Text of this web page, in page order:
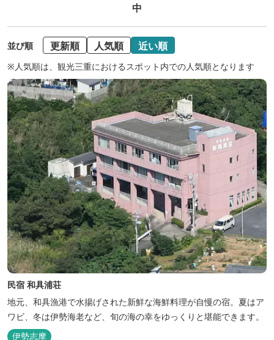
中
並び順 更新順 人気順 近い順
※人気順は、観光三重におけるスポット内での人気順となります
民宿 和具浦荘
地元、和具漁港で水揚げされた新鮮な海鮮料理が自慢の宿。夏はア
ワビ、冬は伊勢海老など、旬の海の幸をゆっくりと堪能できます。
伊勢志摩